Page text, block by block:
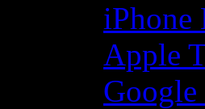
iPhone
Apple
Google